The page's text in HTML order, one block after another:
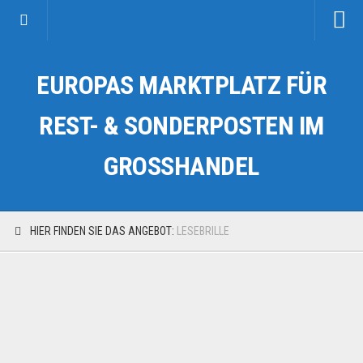
Kategorien
Auto & Motorrad
Fahrzeuge & Transport
EUROPAS MARKTPLATZ FÜR
REST- & SONDERPOSTEN IM
GROSSHANDEL
HIER FINDEN SIE DAS ANGEBOT: LESEBRILLE